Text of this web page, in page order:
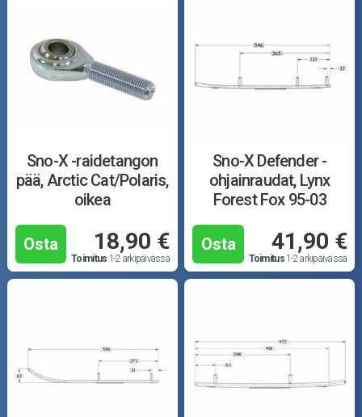
Sno-X -raidetangon
pää, Arctic Cat/Polaris,
oikea
Osta 18,90 €
Toimitus 1-2 arkipäivässä
Sno-X Defender -
ohjainraudat, Lynx
Forest Fox 95-03
Osta 41,90 €
Toimitus1-2 arkipäivässä